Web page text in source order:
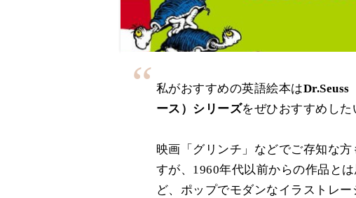
私がおすすめの英語絵本はDr.Seuss
ース）シリーズをぜひおすすめした
映画「グリンチ」などでご存知な方
すが、1960年代以前からの作品と
ど、ポップでモダンなイラストレー